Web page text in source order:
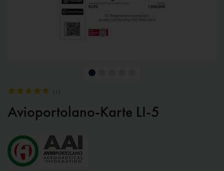
(1 )
Avioportolano-Karte LI-5